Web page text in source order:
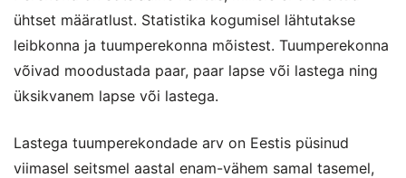
ühtset määratlust. Statistika kogumisel lähtutakse
leibkonna ja tuumperekonna mõistest. Tuumperekonna
võivad moodustada paar, paar lapse või lastega ning
üksikvanem lapse või lastega.
Lastega tuumperekondade arv on Eestis püsinud
viimasel seitsmel aastal enam-vähem samal tasemel,